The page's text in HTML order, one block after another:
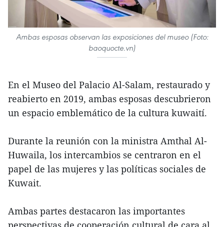
Ambas esposas observan las exposiciones del museo (Foto:
baoquocte.vn)
En el Museo del Palacio Al-Salam, restaurado y
reabierto en 2019, ambas esposas descubrieron
un espacio emblemático de la cultura kuwaití.
Durante la reunión con la ministra Amthal Al-
Huwaila, los intercambios se centraron en el
papel de las mujeres y las políticas sociales de
Kuwait.
Ambas partes destacaron las importantes